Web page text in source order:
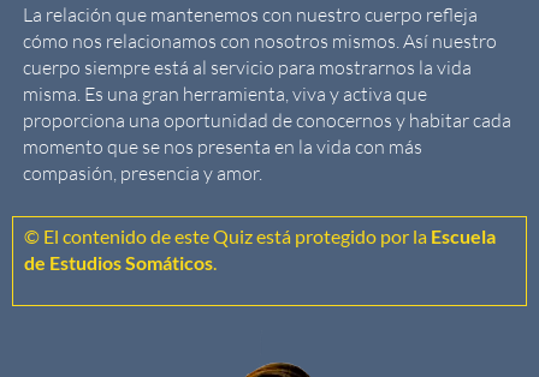
La relación que mantenemos con nuestro cuerpo refleja
cómo nos relacionamos con nosotros mismos. Así nuestro
cuerpo siempre está al servicio para mostrarnos la vida
misma. Es una gran herramienta, viva y activa que
proporciona una oportunidad de conocernos y habitar cada
momento que se nos presenta en la vida con más
compasión, presencia y amor.
© El contenido de este Quiz está protegido por la Escuela
de Estudios Somáticos.